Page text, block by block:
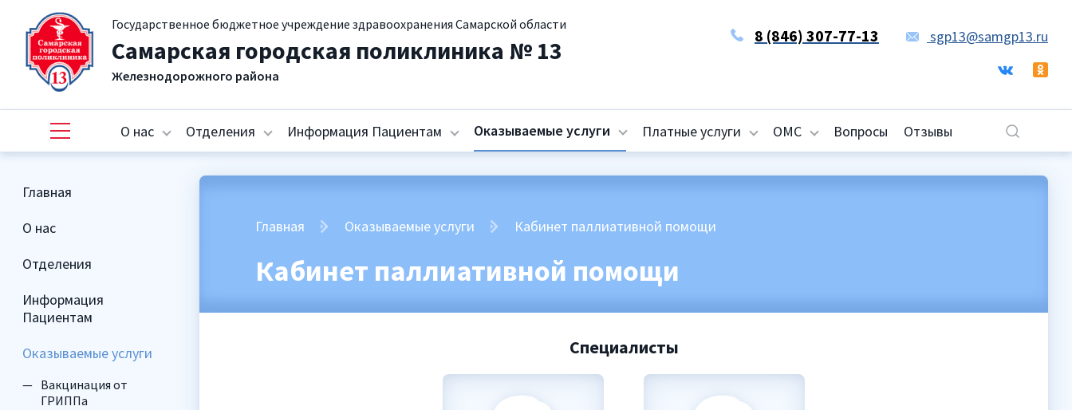
Государственное бюджетное учреждение здравоохранения Самарской области
Самарская городская поликлиника № 13
Железнодорожного района
8 (846) 307-77-13 sgp13@samgp13.ru
О нас Отделения Информация Пациентам Оказываемые услуги Платные услуги ОМС Вопросы Отзывы
Главная
О нас
Отделения
Информация
Пациентам
Оказываемые услуги
Вакцинация от
ГРИППа
Главная Оказываемые услуги Кабинет паллиативной помощи
Кабинет паллиативной помощи
Специалисты